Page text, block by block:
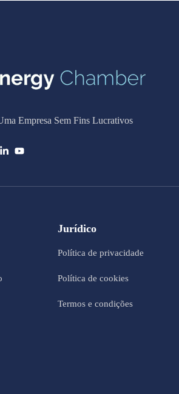
Empresa Sem Fins Lucrativos
Jurídico
Política de privacidade
Política de cookies
Termos e condições